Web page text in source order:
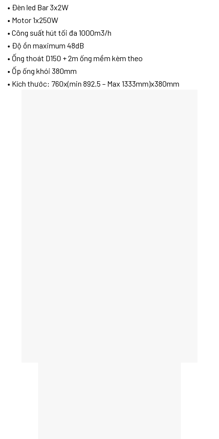
• Đèn led Bar 3x2W
• Motor 1x250W
• Công suất hút tối đa 1000m3/h
• Độ ồn maximum 48dB
• Ống thoát D150 + 2m ống mềm kèm theo
• Ốp ống khói 380mm
• Kích thước: 760x(min 892.5 – Max 1333mm)x380mm